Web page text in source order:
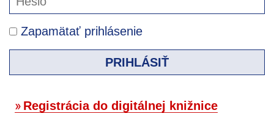
Zapamätať prihlásenie
PRIHLÁSIŤ
Registrácia do digitálnej knižnice